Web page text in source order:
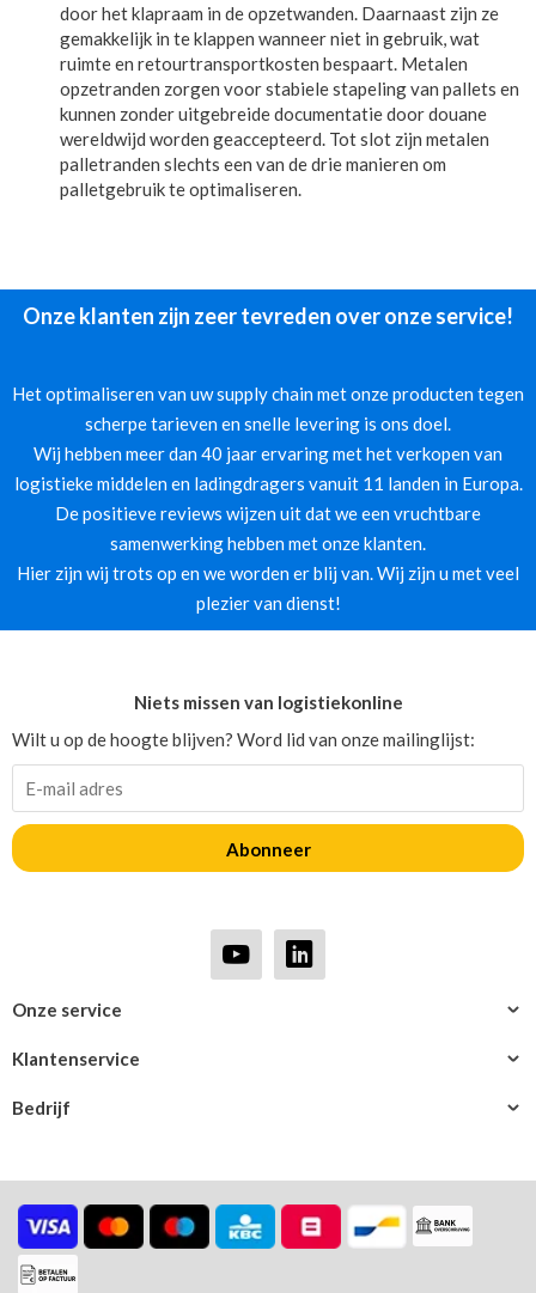
door het klapraam in de opzetwanden. Daarnaast zijn ze
gemakkelijk in te klappen wanneer niet in gebruik, wat
ruimte en retourtransportkosten bespaart. Metalen
opzetranden zorgen voor stabiele stapeling van pallets en
kunnen zonder uitgebreide documentatie door douane
wereldwijd worden geaccepteerd. Tot slot zijn metalen
palletranden slechts een van de drie manieren om
palletgebruik te optimaliseren.
Onze klanten zijn zeer tevreden over onze service!
Het optimaliseren van uw supply chain met onze producten tegen
scherpe tarieven en snelle levering is ons doel.
Wij hebben meer dan 40 jaar ervaring met het verkopen van
logistieke middelen en ladingdragers vanuit 11 landen in Europa.
De positieve reviews wijzen uit dat we een vruchtbare
samenwerking hebben met onze klanten.
Hier zijn wij trots op en we worden er blij van. Wij zijn u met veel
plezier van dienst!
Bedrijf
Klantenservice
Onze service
Niets missen van logistiekonline
Wilt u op de hoogte blijven? Word lid van onze mailinglijst:
Abonneer